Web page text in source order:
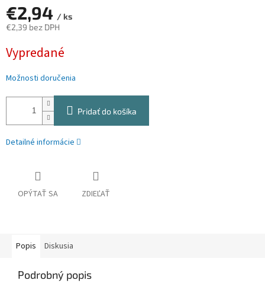
€2,94 / ks
€2,39 bez DPH
cena:
Vypredané
Možnosti doručenia
Pridať do košíka
Detailné informácie
OPÝTAŤ SA ZDIEĽAŤ
Popis Diskusia
Podrobný popis